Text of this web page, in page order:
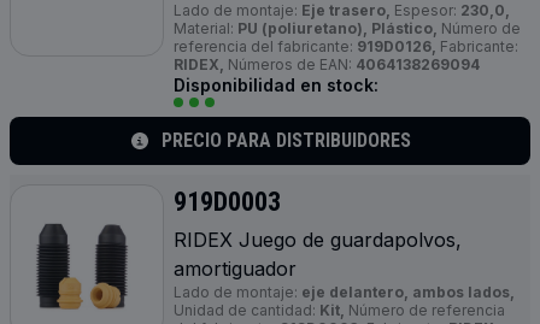
Lado de montaje: Eje trasero, Espesor: 230,0,
Material: PU (poliuretano), Plástico, Número de
referencia del fabricante: 919D0126, Fabricante:
RIDEX, Números de EAN: 4064138269094
Disponibilidad en stock:
PRECIO PARA DISTRIBUIDORES
919D0003
RIDEX Juego de guardapolvos,
amortiguador
Lado de montaje: eje delantero, ambos lados,
Unidad de cantidad: Kit, Número de referencia